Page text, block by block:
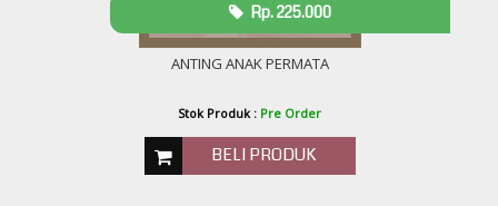
ANTING ANAK PERMATA
Rp. 225.000
Stok Produk : Pre Order
BELI PRODUK